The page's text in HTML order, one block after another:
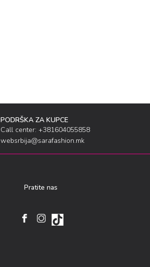
PODRŠKA ZA KUPCE
Call center: +381604055858
websrbija@sarafashion.mk
Pratite nas